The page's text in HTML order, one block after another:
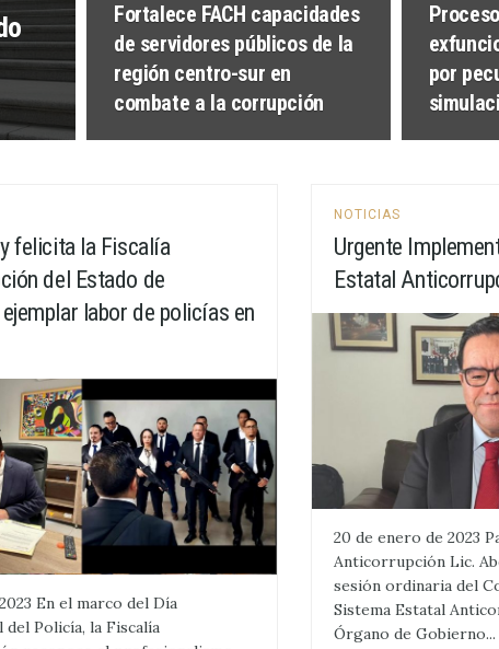
Fortalece FACH capacidades
de servidores públicos de la
región centro-sur en
combate a la corrupción
por
felicita la Fiscalía
del Estado de
ejemplar labor de policías en
En el marco del Día
Policía, la Fiscalía
NOTICIAS
Urgente
Estatal
20 de enero de 2023
Anticorrupción Lic.
sesión ordinaria del
Sistema Estatal
Órgano de Gobierno...